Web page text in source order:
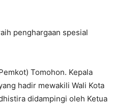
penghargaan spesial
Tomohon. Kepala
hadir mewakili Wali Kota
didampingi oleh Ketua